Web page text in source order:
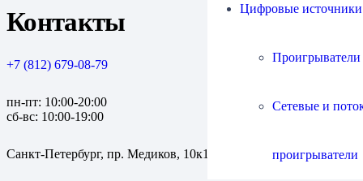
Цифровые источники
Сетевые и
проигрыватели
Контакты
+7 (812) 679-08-79
пн-пт: 10:00-20:00
сб-вс: 10:00-19:00
Санкт-Петербург, пр. Медиков, 10к1